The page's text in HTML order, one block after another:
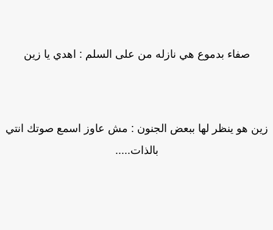
صفاء بدموع هي نازله من على السلم : اهدي يا زين
هو ينظر لها ببعض الجنون : مش عاوز اسمع صوتك انتي
بالذات.....